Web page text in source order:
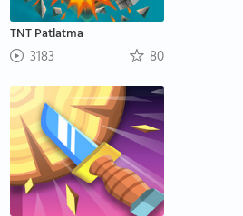
TNT Patlatma
3183 80